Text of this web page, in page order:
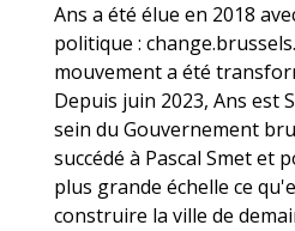
Ans a été élue en 2018
politique :
mouvement a été
Depuis juin 2023, Ans est
sein du Gouvernement
succédé à Pascal Smet et
plus grande échelle ce
construire la ville de